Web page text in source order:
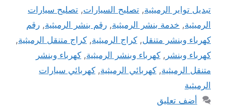
تبديل تواير الرميثية, تصليح السيارات, تصليح سيارات
الرميثية, خدمة بنشر الرميثية, رقم بنشر الرميثية, رقم
كهرباء وبنشر متنقل, كراج الرميثية, كراج متنقل الرميثية,
كهرباء وبنشر , كهرباء وبنشر الرميثية, كهرباء وبنشر
متنقل الرميثية, كهربائي الرميثية, كهربائي سيارات
الرميثية
أضف تعليق